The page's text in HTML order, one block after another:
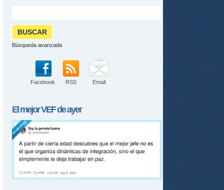
Búsqueda avanzada
Facebook RSS Email
El mejorVEFde ayer